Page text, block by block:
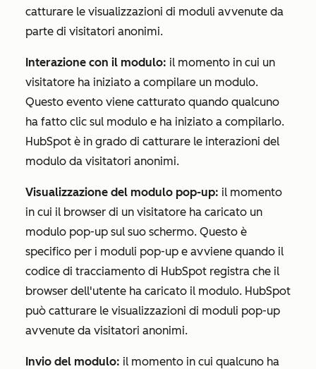
catturare le visualizzazioni di moduli avvenute da
parte di visitatori anonimi.
Interazione con il modulo: il momento in cui un
visitatore ha iniziato a compilare un modulo.
Questo evento viene catturato quando qualcuno
ha fatto clic sul modulo e ha iniziato a compilarlo.
HubSpot è in grado di catturare le interazioni del
modulo da visitatori anonimi.
Visualizzazione del modulo pop-up: il momento
in cui il browser di un visitatore ha caricato un
modulo pop-up sul suo schermo. Questo è
specifico per i moduli pop-up e avviene quando il
codice di tracciamento di HubSpot registra che il
browser dell'utente ha caricato il modulo. HubSpot
può catturare le visualizzazioni di moduli pop-up
avvenute da visitatori anonimi.
Invio del modulo: il momento in cui qualcuno ha